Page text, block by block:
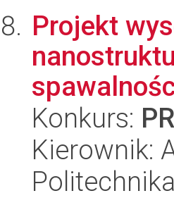
Projekt
Konkurs:
Kierownik: